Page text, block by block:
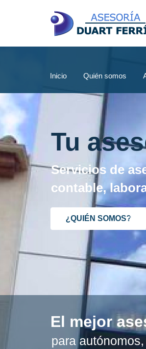
Inicio Quién somos